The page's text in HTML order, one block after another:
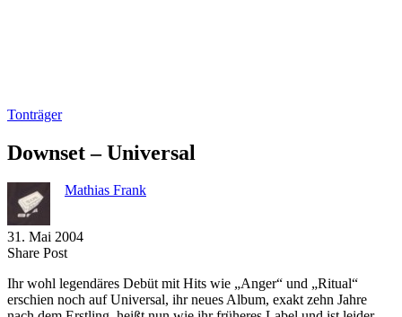
Tonträger
Downset – Universal
Mathias Frank
31. Mai 2004
Share PostShare
Facebook
Copy
to
clipboard
Send
via
eMail
Ihr wohl legendäres Debüt mit Hits wie „Anger“ und „Ritual“
erschien noch auf Universal, ihr neues Album, exakt zehn Jahre